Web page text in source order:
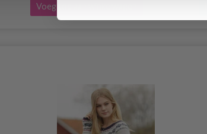
Voeg toe aan winkelwagen